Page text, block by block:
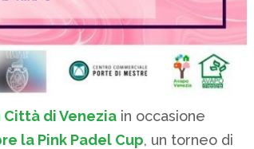
di Venezia in occasione
la Pink Padel Cup, un torneo di